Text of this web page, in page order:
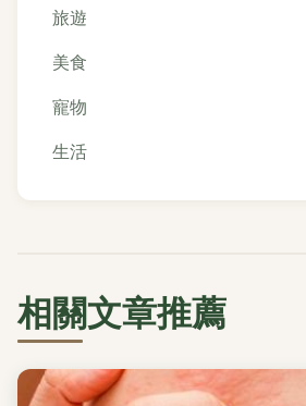
旅遊
美食
寵物
生活
相關文章推薦